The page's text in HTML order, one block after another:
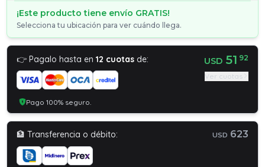
¡Este producto tiene envío GRATIS!
Selecciona tu ubicación para ver cuándo llega.
👉 Pagalo hasta en12 cuotas de:
Pago 100% seguro.
USD 51 92
Ver cuotas
🏦 Transferencia o débito: USD 623